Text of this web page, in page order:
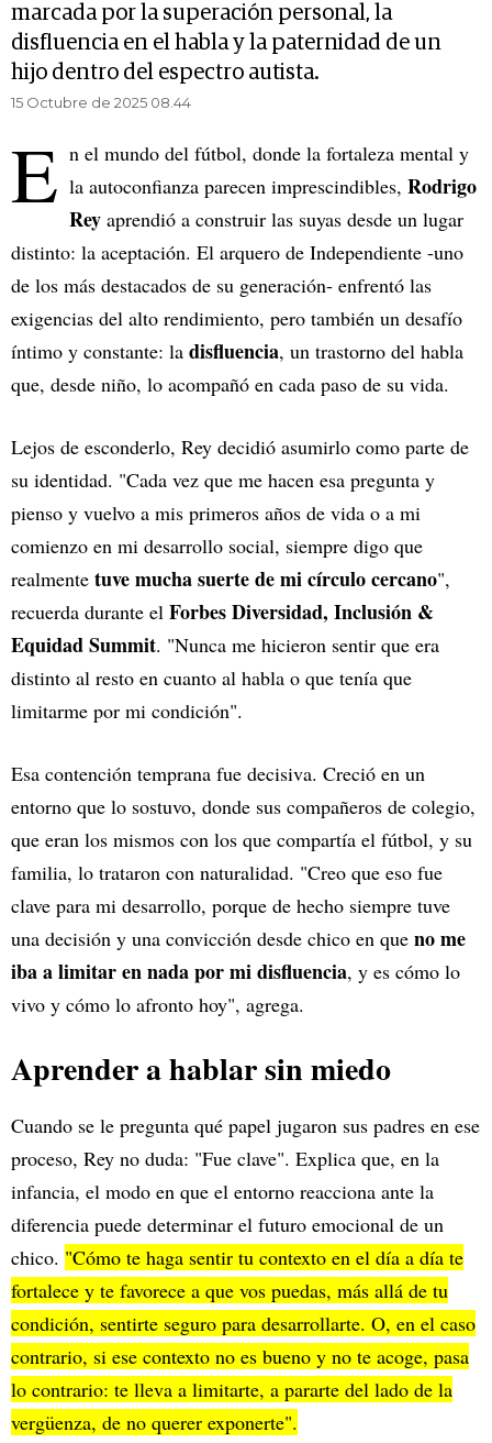
marcada por la superación personal, la
disfluencia en el habla y la paternidad de un
hijo dentro del espectro autista.
15 Octubre de 2025 08.44
E n el mundo del fútbol, donde la fortaleza mental y
la autoconfianza parecen imprescindibles, Rodrigo
Rey aprendió a construir las suyas desde un lugar
distinto: la aceptación. El arquero de Independiente -uno
de los más destacados de su generación- enfrentó las
exigencias del alto rendimiento, pero también un desafío
íntimo y constante: la disfluencia, un trastorno del habla
que, desde niño, lo acompañó en cada paso de su vida.
Lejos de esconderlo, Rey decidió asumirlo como parte de
su identidad. "Cada vez que me hacen esa pregunta y
pienso y vuelvo a mis primeros años de vida o a mi
comienzo en mi desarrollo social, siempre digo que
realmente tuve mucha suerte de mi círculo cercano",
recuerda durante el Forbes Diversidad, Inclusión &
Equidad Summit. "Nunca me hicieron sentir que era
distinto al resto en cuanto al habla o que tenía que
limitarme por mi condición".
Esa contención temprana fue decisiva. Creció en un
entorno que lo sostuvo, donde sus compañeros de colegio,
que eran los mismos con los que compartía el fútbol, y su
familia, lo trataron con naturalidad. "Creo que eso fue
clave para mi desarrollo, porque de hecho siempre tuve
una decisión y una convicción desde chico en que no me
iba a limitar en nada por mi disfluencia, y es cómo lo
vivo y cómo lo afronto hoy", agrega.
Aprender a hablar sin miedo
Cuando se le pregunta qué papel jugaron sus padres en ese
proceso, Rey no duda: "Fue clave". Explica que, en la
infancia, el modo en que el entorno reacciona ante la
diferencia puede determinar el futuro emocional de un
chico. "Cómo te haga sentir tu contexto en el día a día te
fortalece y te favorece a que vos puedas, más allá de tu
condición, sentirte seguro para desarrollarte. O, en el caso
contrario, si ese contexto no es bueno y no te acoge, pasa
lo contrario: te lleva a limitarte, a pararte del lado de la
vergüenza, de no querer exponerte".